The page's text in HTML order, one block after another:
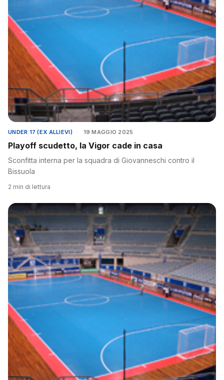
UNDER 17 (EX ALLIEVI) · 19 MAGGIO 2025
Playoff scudetto, la Vigor cade in casa
Sconfitta interna per la squadra di Giovanneschi contro il
Bissuola
2 min di lettura